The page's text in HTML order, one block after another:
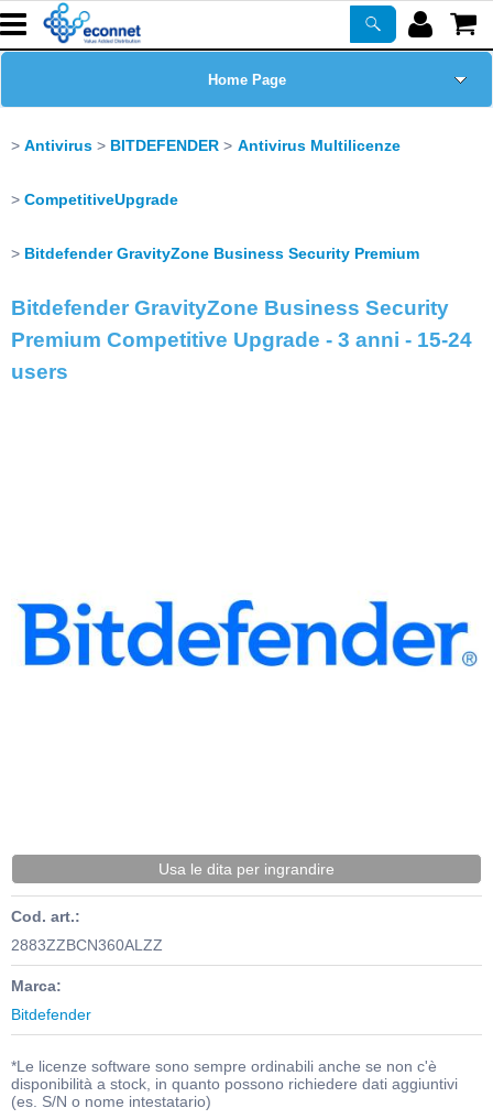
Home Page
Corsi
ASSISTENZA
Antivirus BITDEFENDER Antivirus Multilicenze
CompetitiveUpgrade
Bitdefender GravityZone Business Security Premium
Bitdefender GravityZone Business Security
Premium Competitive Upgrade - 3 anni - 15-24
users
Usa le dita per ingrandire
Cod. art.:
2883ZZBCN360ALZZ
Marca:
Bitdefender
*Le licenze software sono sempre ordinabili anche se non c'è
disponibilità a stock, in quanto possono richiedere dati aggiuntivi
(es. S/N o nome intestatario)